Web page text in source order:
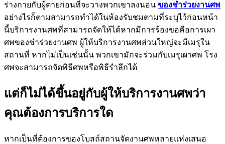
ร่างกายกับผู้ตายก่อนที่จะวางพวกเขาลงนอน ของชำร่วยงานศพ
อย่างไรก็ตามสามารถทำได้ในห้องรับชมตามที่ระบุไว้ก่อนหน้า
นี้บริการงานศพที่สามารถจัดให้ได้หากมีการร้องขอคือการเผา
ศพของชำร่วยงานศพ ผู้ให้บริการงานศพส่วนใหญ่จะมีเมรุใน
สถานที่ หากไม่เป็นเช่นนั้น พวกเขามักจะร่วมกับเมรุเผาศพ โรง
ศพจะสามารถจัดพิธีศพหรือพิธีรำลึกได้
แต่ก็ไม่ได้ขึ้นอยู่กับผู้ให้บริการงานศพว่า
คุณต้องการบริการใด
หากเป็นที่ต้องการของโบสถ์สถานจัดงานศพหลายแห่งเสนอ